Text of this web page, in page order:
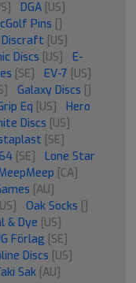
DGA [US]
Pins []
Discraft [US]
Discs [US]
E-
[SE] EV-7 [US]
Galaxy Discs []
Eq [US]
Hero
Discs [US]
[SE]
[SE]
Lone Star
[CA]
[AU]
Oak Socks []
& Dye [US]
Förlag [SE]
Discs [US]
Sak [AU]